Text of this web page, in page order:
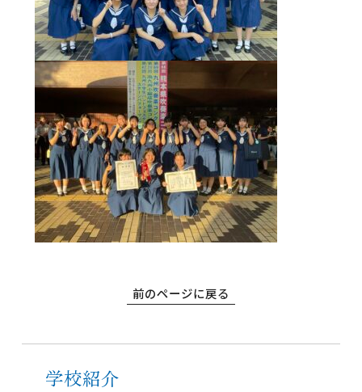
前のページに戻る
学校紹介